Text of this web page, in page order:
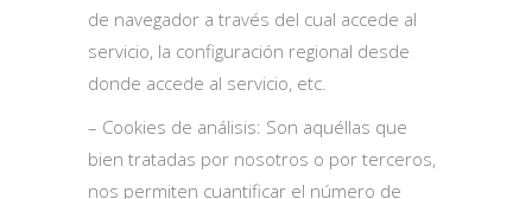
de navegador a través del cual accede al
servicio, la configuración regional desde
donde accede al servicio, etc.
– Cookies de análisis: Son aquéllas que
bien tratadas por nosotros o por terceros,
nos permiten cuantificar el número de